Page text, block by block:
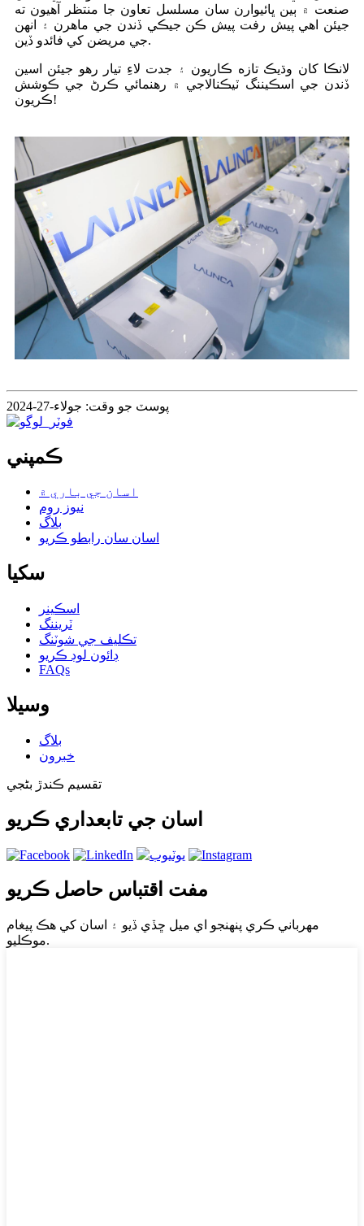
صنعت ۾ ٻين ڀائيوارن سان مسلسل تعاون جا منتظر آهيون ته
جيئن اهي پيش رفت پيش ڪن جيڪي ڏندن جي ماهرن ۽ انهن
جي مريضن کي فائدو ڏين.
لانڪا کان وڌيڪ تازه ڪاريون ۽ جدت لاءِ تيار رهو جيئن اسين
ڏندن جي اسڪيننگ ٽيڪنالاجي ۾ رهنمائي ڪرڻ جي ڪوشش
ڪريون!
پوسٽ جو وقت: جولاء-27-2024
ڪمپني
اسان جي باري ۾
نيوز روم
بلاگ
اسان سان رابطو ڪريو
سکيا
اسڪينر
ٽريننگ
تڪليف جي شوٽنگ
ڊائون لوڊ ڪريو
FAQs
وسيلا
بلاگ
خبرون
تقسيم ڪندڙ بڻجي
اسان جي تابعداري ڪريو
مفت اقتباس حاصل ڪريو
مهرباني ڪري پنهنجو اي ميل ڇڏي ڏيو ۽ اسان کي هڪ پيغام
موڪليو.